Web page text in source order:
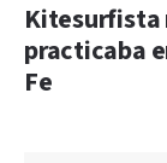
Kitesurfista
practicaba
Fe